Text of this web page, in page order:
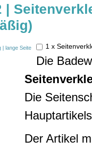
|
1 x
Die
Die
Der Artikel